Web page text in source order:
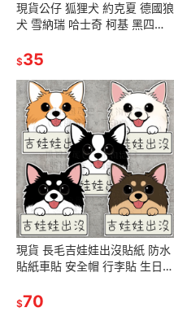
現貨公仔 狐狸犬 約克夏 德國狼
犬 雪納瑞 哈士奇 柯基 黑四目
$35
現貨 長毛吉娃娃出沒貼紙 防水
貼紙車貼 安全帽 行李貼 生日禮
巴
$70